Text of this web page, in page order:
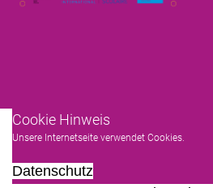
Cookie Hinweis
Unsere Internetseite verwendet Cookies.
Datenschutz